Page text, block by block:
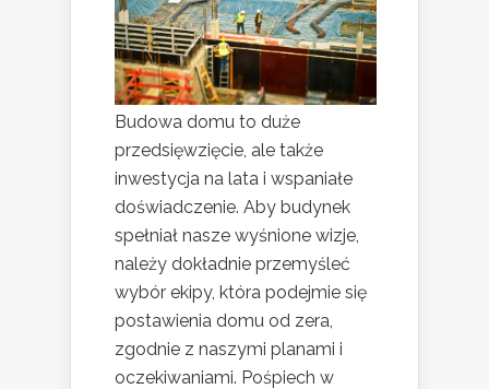
Budowa domu to duże
przedsięwzięcie, ale także
inwestycja na lata i wspaniałe
doświadczenie. Aby budynek
spełniał nasze wyśnione wizje,
należy dokładnie przemyśleć
wybór ekipy, która podejmie się
postawienia domu od zera,
zgodnie z naszymi planami i
oczekiwaniami. Pośpiech w